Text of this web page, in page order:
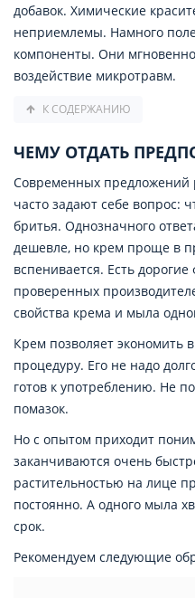
добавок. Химические
неприемлемы. Намного
компоненты. Они
воздействие микротравм.
К СОДЕРЖАНИЮ
ЧЕМУ ОТДАТЬ
Современных предложений
часто задают себе вопрос:
бритья. Однозначного
дешевле, но крем проще в
вспенивается. Есть
проверенных
свойства крема и мыла
Крем позволяет экономить
процедуру. Его не надо
готов к употреблению. Не
помазок.
Но с опытом приходит
заканчиваются очень
растительностью на лице
постоянно. А одного мыла
срок.
Рекомендуем следующие